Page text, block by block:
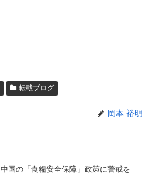
転載ブログ
岡本 裕明
中国の「食糧安全保障」政策に警戒を